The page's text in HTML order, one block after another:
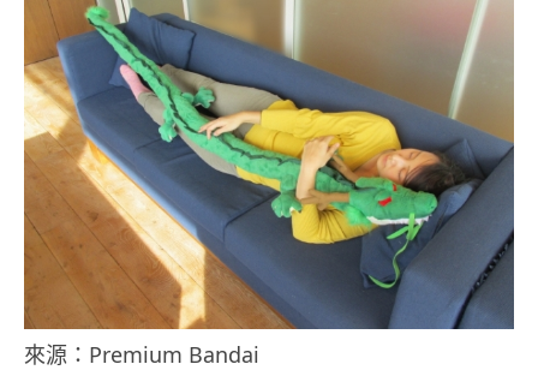
來源：Premium Bandai